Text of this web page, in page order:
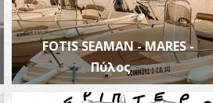
FOTIS SEAMAN - MARES -
Πύλος